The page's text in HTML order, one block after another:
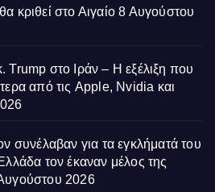
κριθεί στο Αιγαίο 8 Αυγούστου
στο Ιράν – Η εξέλιξη που
από τις Apple, Nvidia και
συνέλαβαν για τα εγκλήματά του
τον έκαναν μέλος της
2026